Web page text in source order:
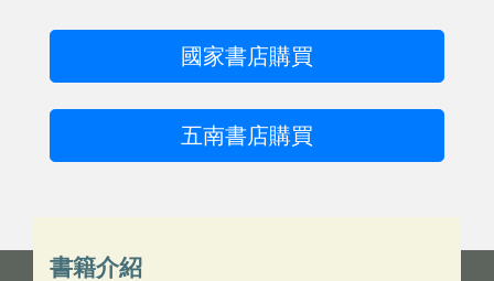
國家書店購買
五南書店購買
書籍介紹